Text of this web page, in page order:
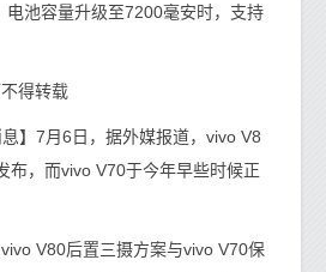
电池容量升级至7200毫安时，支持
得转载
7月6日，据外媒报道，vivo V8
布，而vivo V70于今年早些时候正
V80后置三摄方案与vivo V70保